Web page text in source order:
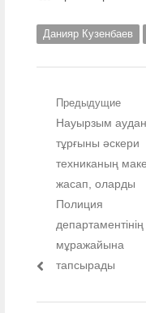
Данияр Кузенбаев
Навигация
Предыдущие
Предыдущий
Науырзым
тұрғыны әскери
техниканың
жасап, оларды
Полиция
департаментінің
мұражайына
тапсырады